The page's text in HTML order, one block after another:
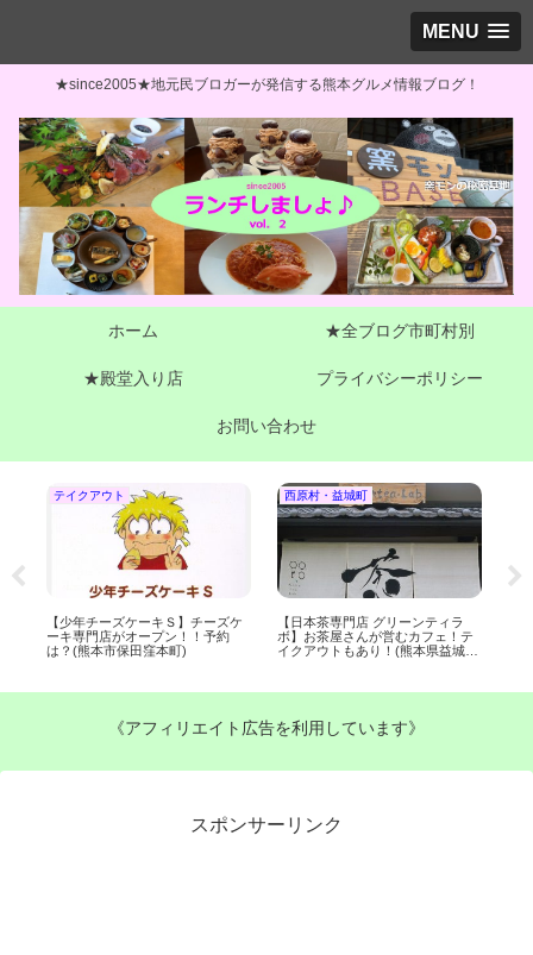
MENU
★since2005★地元民ブロガーが発信する熊本グルメ情報ブログ！
ホーム ★全ブログ市町村別
★殿堂入り店 プライバシーポリシー
お問い合わせ
熊本市東区
【五黄の寅(ごおうのとら)】ラン
チ営業スタート！高級感ある店内
で個室もあり！予約可(熊本市戸島
熊本市北区
【グランピングカフェ イロハ】新
規オープン！全天候型グランピン
グスペース！(熊本市植木町)
《アフィリエイト広告を利用しています》
スポンサーリンク